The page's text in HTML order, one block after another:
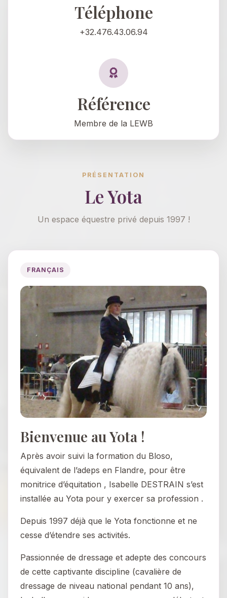
Téléphone
+32.476.43.06.94
Référence
Membre de la LEWB
PRÉSENTATION
Le Yota
Un espace équestre privé depuis 1997 !
FRANÇAIS
Bienvenue au Yota !
Après avoir suivi la formation du Bloso,
équivalent de l’adeps en Flandre, pour être
monitrice d’équitation , Isabelle DESTRAIN s’est
installée au Yota pour y exercer sa profession .
Depuis 1997 déjà que le Yota fonctionne et ne
cesse d’étendre ses activités.
Passionnée de dressage et adepte des concours
de cette captivante discipline (cavalière de
dressage de niveau national pendant 10 ans),